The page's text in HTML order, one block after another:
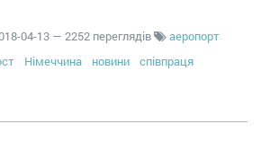
04-13 — 2252 переглядів
аеропорт
Німеччина новини співпраця